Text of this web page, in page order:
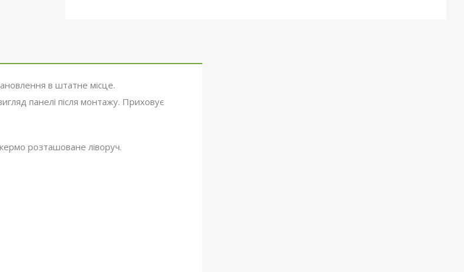
в штатне місце.
панелі після монтажу. Приховує
розташоване ліворуч.